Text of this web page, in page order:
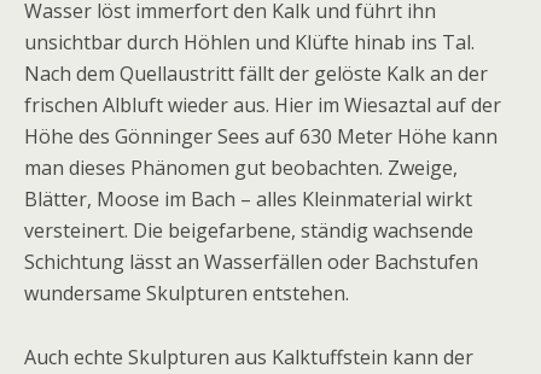
Wasser löst immerfort den Kalk und führt ihn
unsichtbar durch Höhlen und Klüfte hinab ins Tal.
Nach dem Quell­austritt fällt der gelöste Kalk an der
frischen Albluft wieder aus. Hier im Wiesaztal auf der
Höhe des Gönninger Sees auf 630 Meter Höhe kann
man dieses Phänomen gut beobachten. Zweige,
Blätter, Moose im Bach – alles Kleinmaterial wirkt
versteinert. Die beigefarbene, ständig wachsende
Schichtung lässt an Wasserfällen oder Bachstufen
wundersame Skulpturen entstehen.
Auch echte Skulpturen aus Kalktuffstein kann der